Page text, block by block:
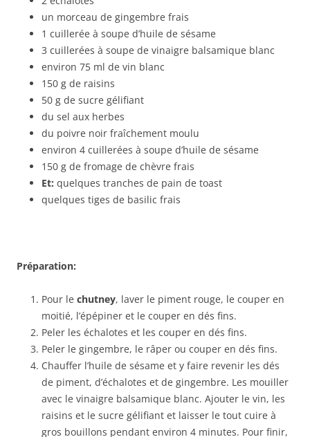
un morceau de gingembre frais
1 cuillerée à soupe d’huile de sésame
3 cuillerées à soupe de vinaigre balsamique blanc
environ 75 ml de vin blanc
150 g de raisins
50 g de sucre gélifiant
du sel aux herbes
du poivre noir fraîchement moulu
environ 4 cuillerées à soupe d’huile de sésame
150 g de fromage de chèvre frais
Et: quelques tranches de pain de toast
quelques tiges de basilic frais
Préparation:
Pour le chutney, laver le piment rouge, le couper en
moitié, l’épépiner et le couper en dés fins.
Peler les échalotes et les couper en dés fins.
Peler le gingembre, le râper ou couper en dés fins.
Chauffer l’huile de sésame et y faire revenir les dés
de piment, d’échalotes et de gingembre. Les mouiller
avec le vinaigre balsamique blanc. Ajouter le vin, les
raisins et le sucre gélifiant et laisser le tout cuire à
gros bouillons pendant environ 4 minutes. Pour finir,